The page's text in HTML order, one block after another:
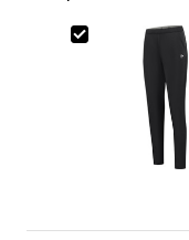
Dunlop Club Pant